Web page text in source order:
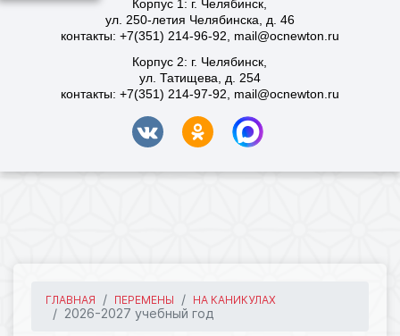
ГЛАВНАЯ ПЕРЕМЕНЫ НА КАНИКУЛАХ
2026-2027 учебный год